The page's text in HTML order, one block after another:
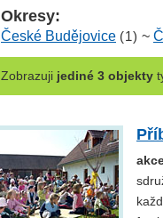
Okresy:
České Budějovice (1) ~
Zobrazuji jediné 3 objekty